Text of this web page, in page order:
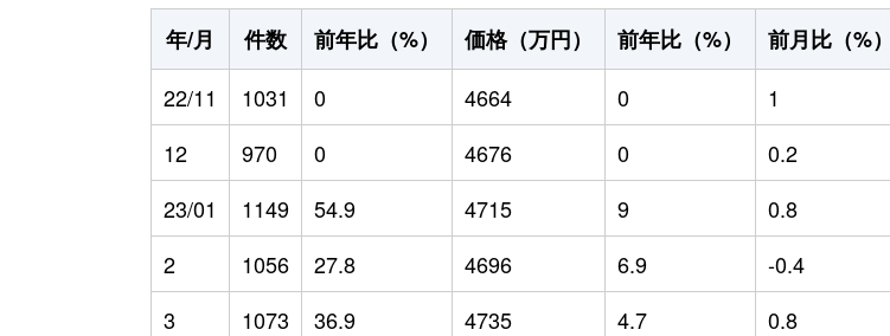
年/月
件数 前年比（%） 価格（万円） 前年比（%） 前月比（%）
22/11
1031 0 4664 0 1
12
970 0 4676 0 0.2
23/01
1149 54.9 4715 9 0.8
2
1056 27.8 4696 6.9 -0.4
3
1073 36.9 4735 4.7 0.8